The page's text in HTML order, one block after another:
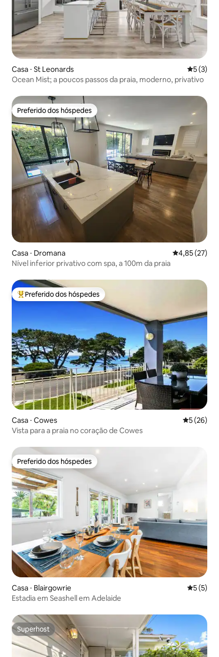
Casa ⋅ St Leonards 5 de
5 (3)
Ocean Mist; a poucos passos da praia, moderno, privativo
Preferido dos hóspedes
Preferido dos hóspedes
Casa ⋅ Dromana 4,85 de uma
4,85 (27)
Nível inferior privativo com spa, a 100m da praia
Entre os melhores preferidos dos hóspedes
Preferido dos hóspedes
Casa ⋅ Cowes 5 de uma
5 (26)
Vista para a praia no coração de Cowes
Preferido dos hóspedes
Preferido dos hóspedes
Casa ⋅ Blairgowrie 5 de
5 (5)
Estadia em Seashell em Adelaide
Superhost
Superhost